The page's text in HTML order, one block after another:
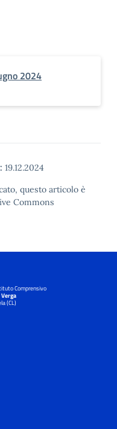
2024
19.12.2024
questo articolo è
Commons
Comprensivo
Verga
(CL)